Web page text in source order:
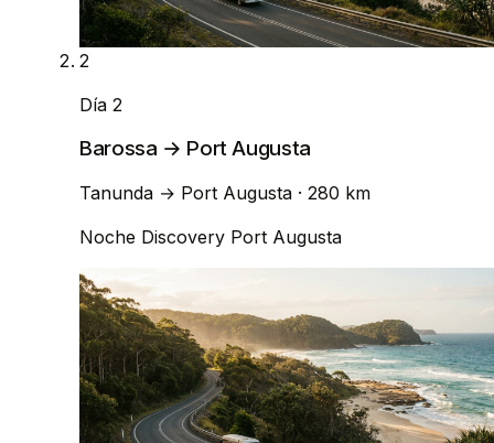
2
Día 2
Barossa → Port Augusta
Tanunda → Port Augusta · 280 km
Noche Discovery Port Augusta